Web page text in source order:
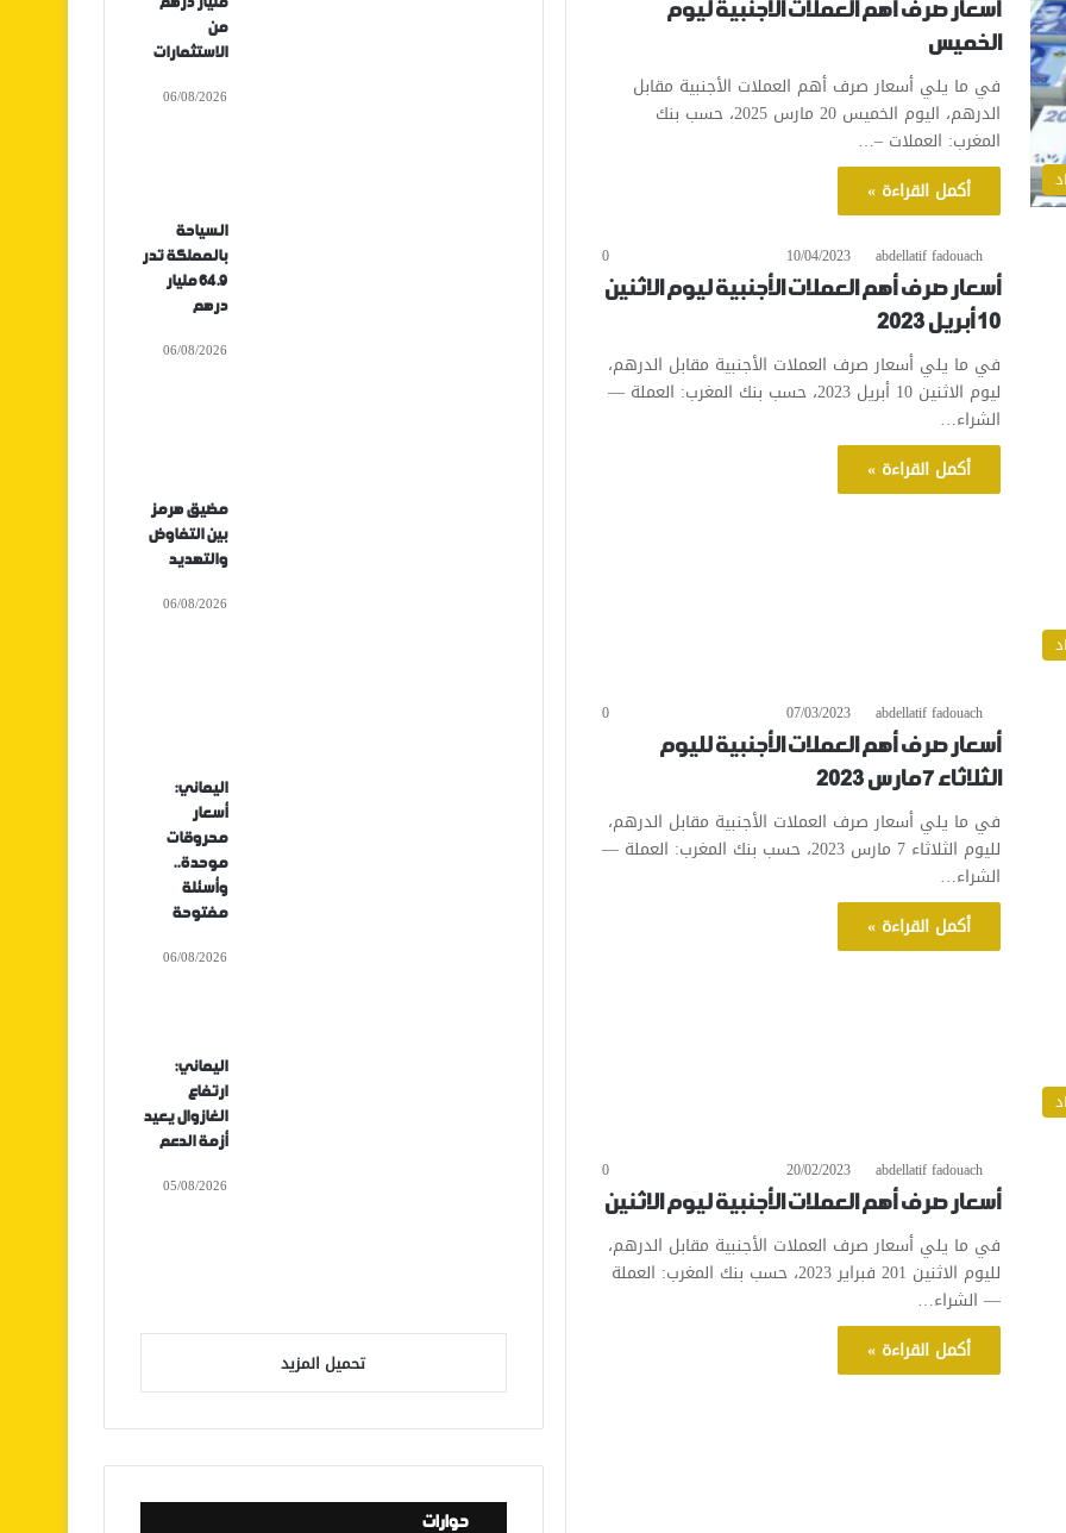
أسعار صرف أهم العملات الأجنبية ليوم
الخميس
في ما يلي أسعار صرف أهم العملات الأجنبية مقابل
الدرهم، اليوم الخميس 20 مارس 2025، حسب بنك
المغرب: العملات –…
أكمل القراءة »
abdellatif fadouach
10/04/2023
0
أسعار صرف أهم العملات الأجنبية ليوم الاثنين
10 أبريل 2023
في ما يلي أسعار صرف العملات الأجنبية مقابل الدرهم،
ليوم الاثنين 10 أبريل 2023، حسب بنك المغرب: العملة —
الشراء…
أكمل القراءة »
abdellatif fadouach
07/03/2023
0
أسعار صرف أهم العملات الأجنبية لليوم
الثلاثاء 7 مارس 2023
في ما يلي أسعار صرف العملات الأجنبية مقابل الدرهم،
لليوم الثلاثاء 7 مارس 2023، حسب بنك المغرب: العملة —
الشراء…
أكمل القراءة »
abdellatif fadouach
20/02/2023
0
أسعار صرف أهم العملات الأجنبية ليوم الاثنين
في ما يلي أسعار صرف العملات الأجنبية مقابل الدرهم،
لليوم الاثنين 201 فبراير 2023، حسب بنك المغرب: العملة
— الشراء…
أكمل القراءة »
من
الاستثمارات
06/08/2026
السياحة
بالمملكة تدر
64.9 مليار
درهم
06/08/2026
مضيق هرمز
بين التفاوض
والتهديد
06/08/2026
اليماني:
أسعار
محروقات
موحدة..
وأسئلة
مفتوحة
06/08/2026
اليماني:
ارتفاع
الغازوال يعيد
أزمة الدعم
05/08/2026
تحميل المزيد
حوارات